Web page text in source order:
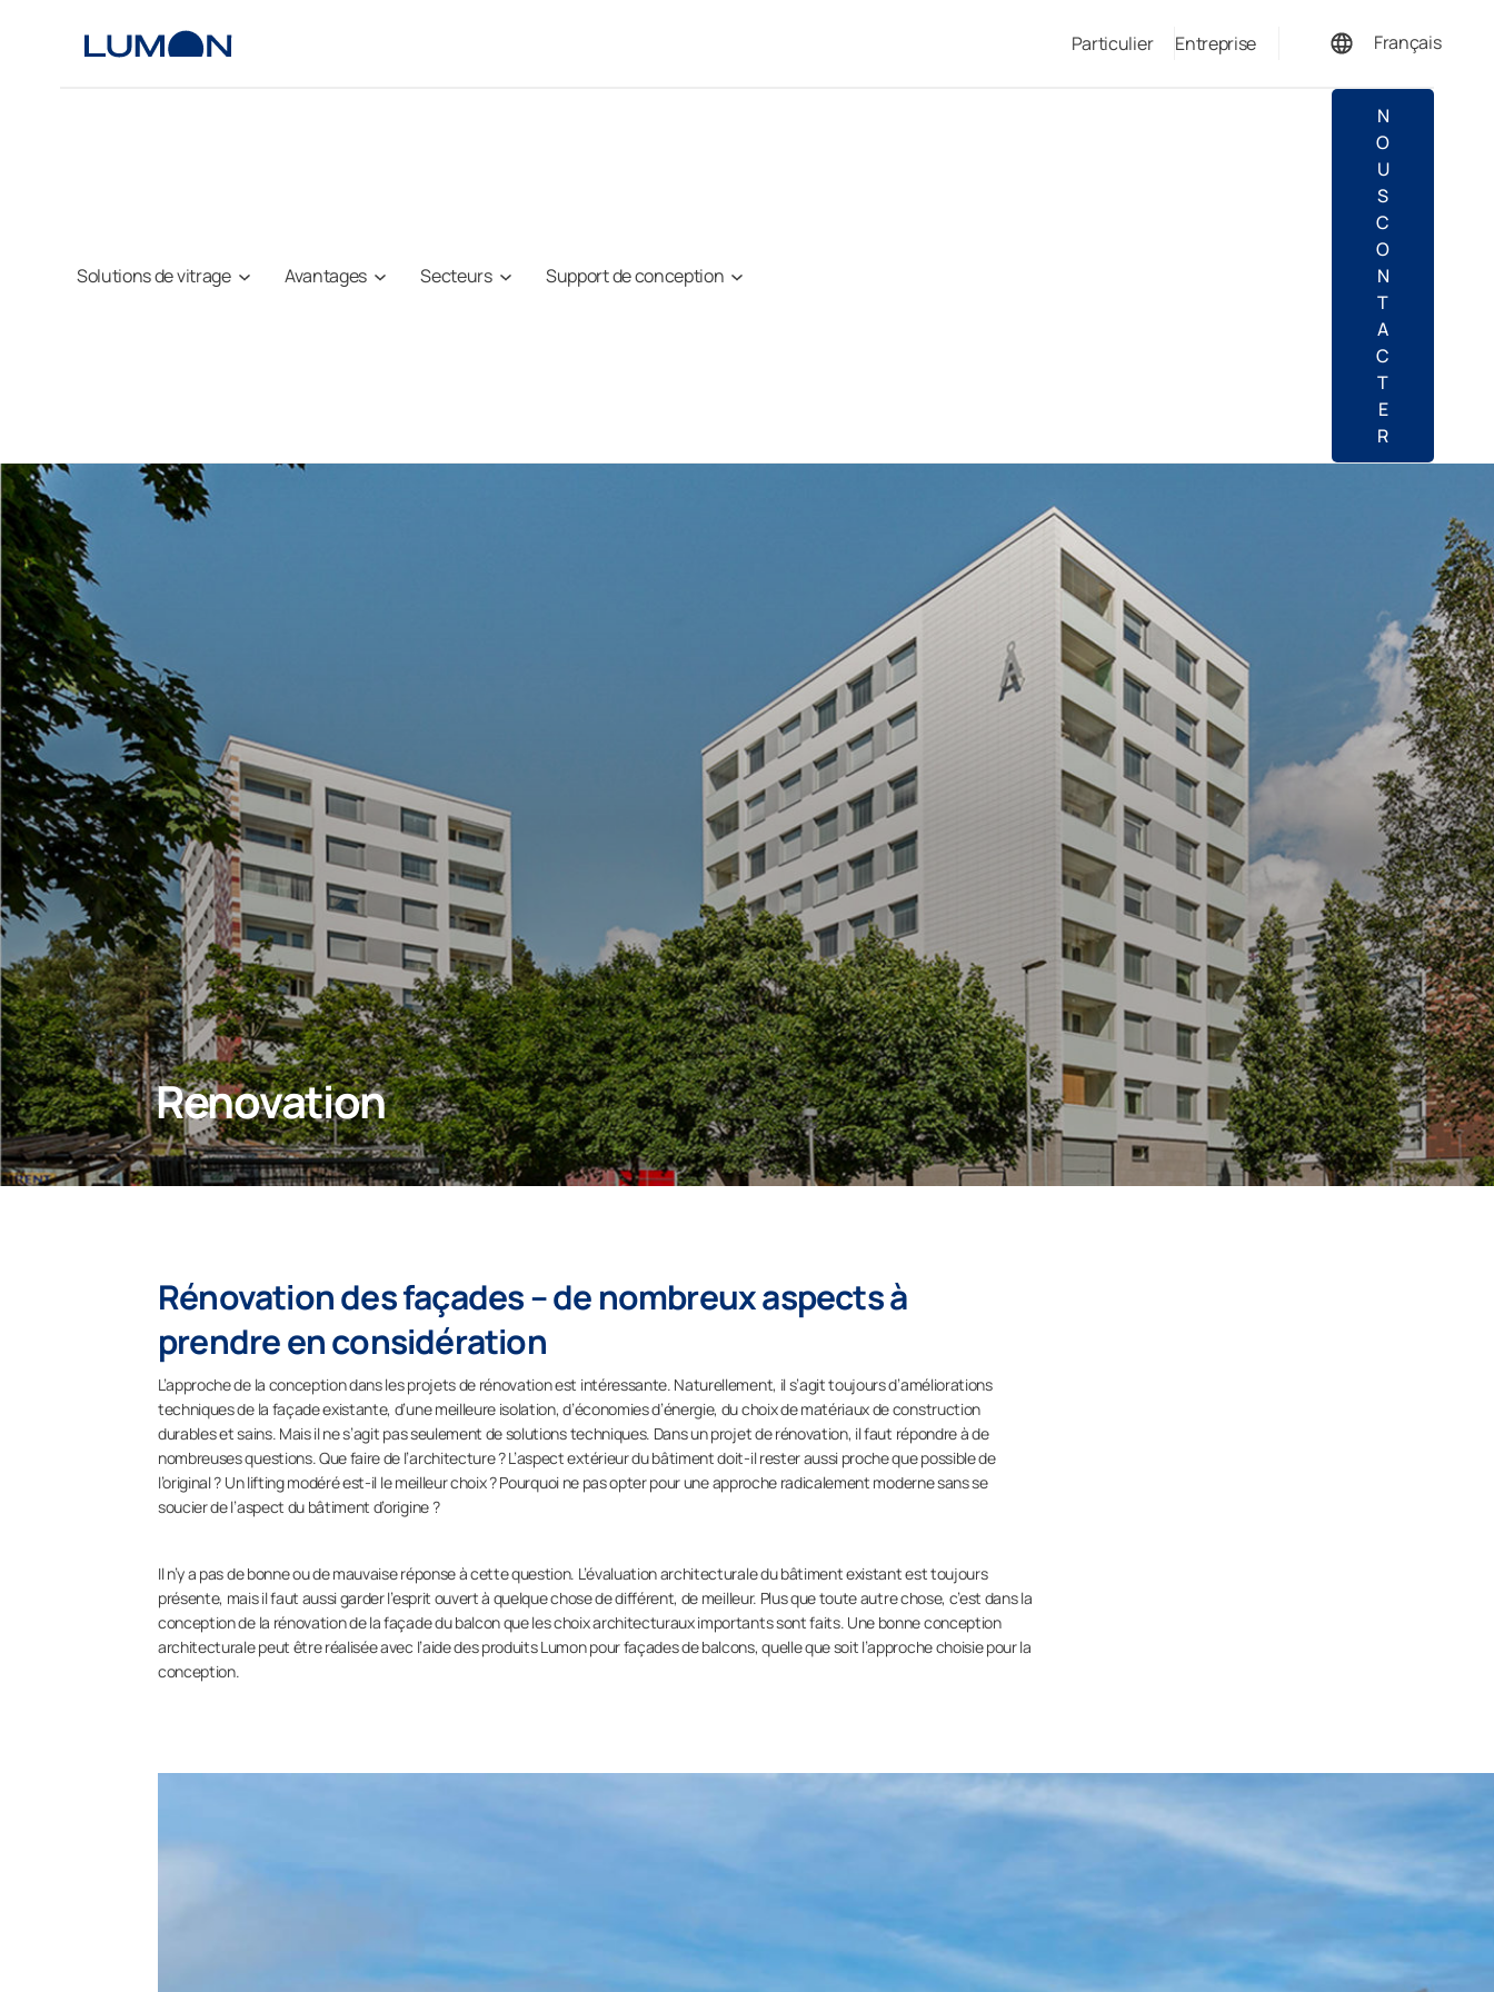
Particulier
Entreprise
Français
Solutions de vitrage Avantages Secteurs Support de conception
N
O
U
S
C
O
N
T
A
C
T
E
R
Renovation
Rénovation des façades – de nombreux aspects à
prendre en considération
L’approche de la conception dans les projets de rénovation est intéressante. Naturellement, il s’agit toujours d’améliorations
techniques de la façade existante, d’une meilleure isolation, d’économies d’énergie, du choix de matériaux de construction
durables et sains. Mais il ne s’agit pas seulement de solutions techniques. Dans un projet de rénovation, il faut répondre à de
nombreuses questions. Que faire de l’architecture ? L’aspect extérieur du bâtiment doit-il rester aussi proche que possible de
l’original ? Un lifting modéré est-il le meilleur choix ? Pourquoi ne pas opter pour une approche radicalement moderne sans se
soucier de l’aspect du bâtiment d’origine ?
Il n’y a pas de bonne ou de mauvaise réponse à cette question. L’évaluation architecturale du bâtiment existant est toujours
présente, mais il faut aussi garder l’esprit ouvert à quelque chose de différent, de meilleur. Plus que toute autre chose, c’est dans la
conception de la rénovation de la façade du balcon que les choix architecturaux importants sont faits. Une bonne conception
architecturale peut être réalisée avec l’aide des produits Lumon pour façades de balcons, quelle que soit l’approche choisie pour la
conception.